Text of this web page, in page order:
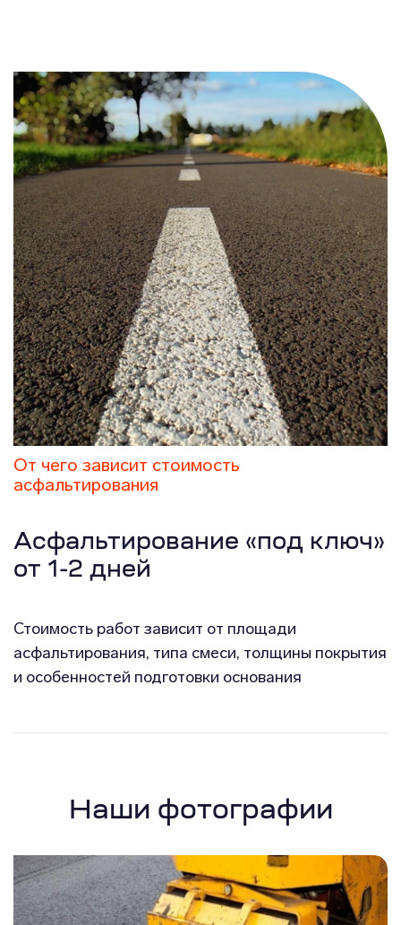
От чего зависит стоимость
асфальтирования
Асфальтирование «под ключ»
от 1-2 дней
Стоимость работ зависит от площади
асфальтирования, типа смеси, толщины покрытия
и особенностей подготовки основания
Наши фотографии